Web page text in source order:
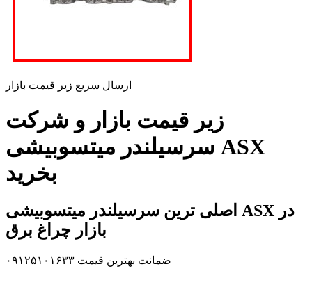
ارسال سریع زیر قیمت بازار
زیر قیمت بازار و شرکت
سرسیلندر میتسوبیشی ASX
بخرید
اصلی ترین سرسیلندر میتسوبیشی ASX در
بازار چراغ برق
ضمانت بهترین قیمت ۰۹۱۲۵۱۰۱۶۳۳